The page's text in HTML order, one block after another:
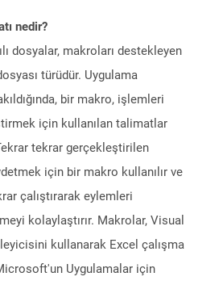
nedir?
dosyalar, makroları destekleyen
türüdür. Uygulama
bir makro, işlemleri
için kullanılan talimatlar
tekrar gerçekleştirilen
için bir makro kullanılır ve
çalıştırarak eylemleri
kolaylaştırır. Makrolar, Visual
kullanarak Excel çalışma
Uygulamalar için